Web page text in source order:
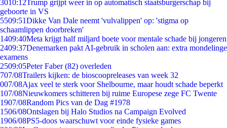
3010:12Trump grijpt weer in op automatisch staatsburgerschap bij
geboorte in VS
5509:51Dikke Van Dale neemt 'vulvalippen' op: 'stigma op
schaamlippen doorbreken'
1409:40Meta krijgt half miljard boete voor mentale schade bij jongeren
2409:37Denemarken pakt AI-gebruik in scholen aan: extra mondelinge
examens
2509:05Peter Faber (82) overleden
707/08Trailers kijken: de bioscoopreleases van week 32
007/08Ajax veel te sterk voor Shelbourne, maar houdt schade beperkt
107/08Nieuwkomers schitteren bij ruime Europese zege FC Twente
1907/08Random Pics van de Dag #1978
1506/08Ontslagen bij Halo Studios na Campaign Evolved
1906/08PS5-doos waarschuwt voor einde fysieke games